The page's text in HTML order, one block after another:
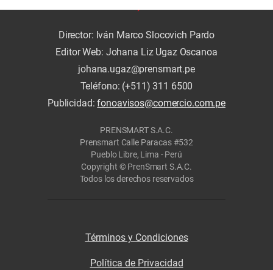
Director: Iván Marco Slocovich Pardo
Editor Web: Johana Liz Ugaz Oscanoa
johana.ugaz@prensmart.pe
Teléfono: (+511) 311 6500
Publicidad:fonoavisos@comercio.com.pe
PRENSMART S.A.C.
Prensmart Calle Paracas #532
Pueblo Libre, Lima - Perú
Copyright © PrenSmart S.A.C.
Todos los derechos reservados
Términos y Condiciones
Política de Privacidad